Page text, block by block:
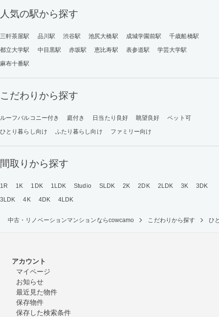
人気の駅から探す
三軒茶屋駅 品川駅 渋谷駅 池尻大橋駅 成城学園前駅
千歳船橋駅
都立大学駅
中目黒駅 赤坂駅 恵比寿駅 表参道駅
学芸大学駅
麻布十番駅
こだわりから探す
ルーフバルコニー付き 庭付き 日当たり良好 眺望良好
ペット可
ひとり暮らし向け
ふたり暮らし向け ファミリー向け
間取りから探す
1R 1K 1DK 1LDK Studio SLDK 2K 2DK 2LDK 3K
3DK
3LDK
4K 4DK 4LDK
中古・リノベーションマンションならcowcamo こだわりから探す ひ
アカウント
マイページ
お知らせ
最近見た物件
保存物件
保存した検索条件